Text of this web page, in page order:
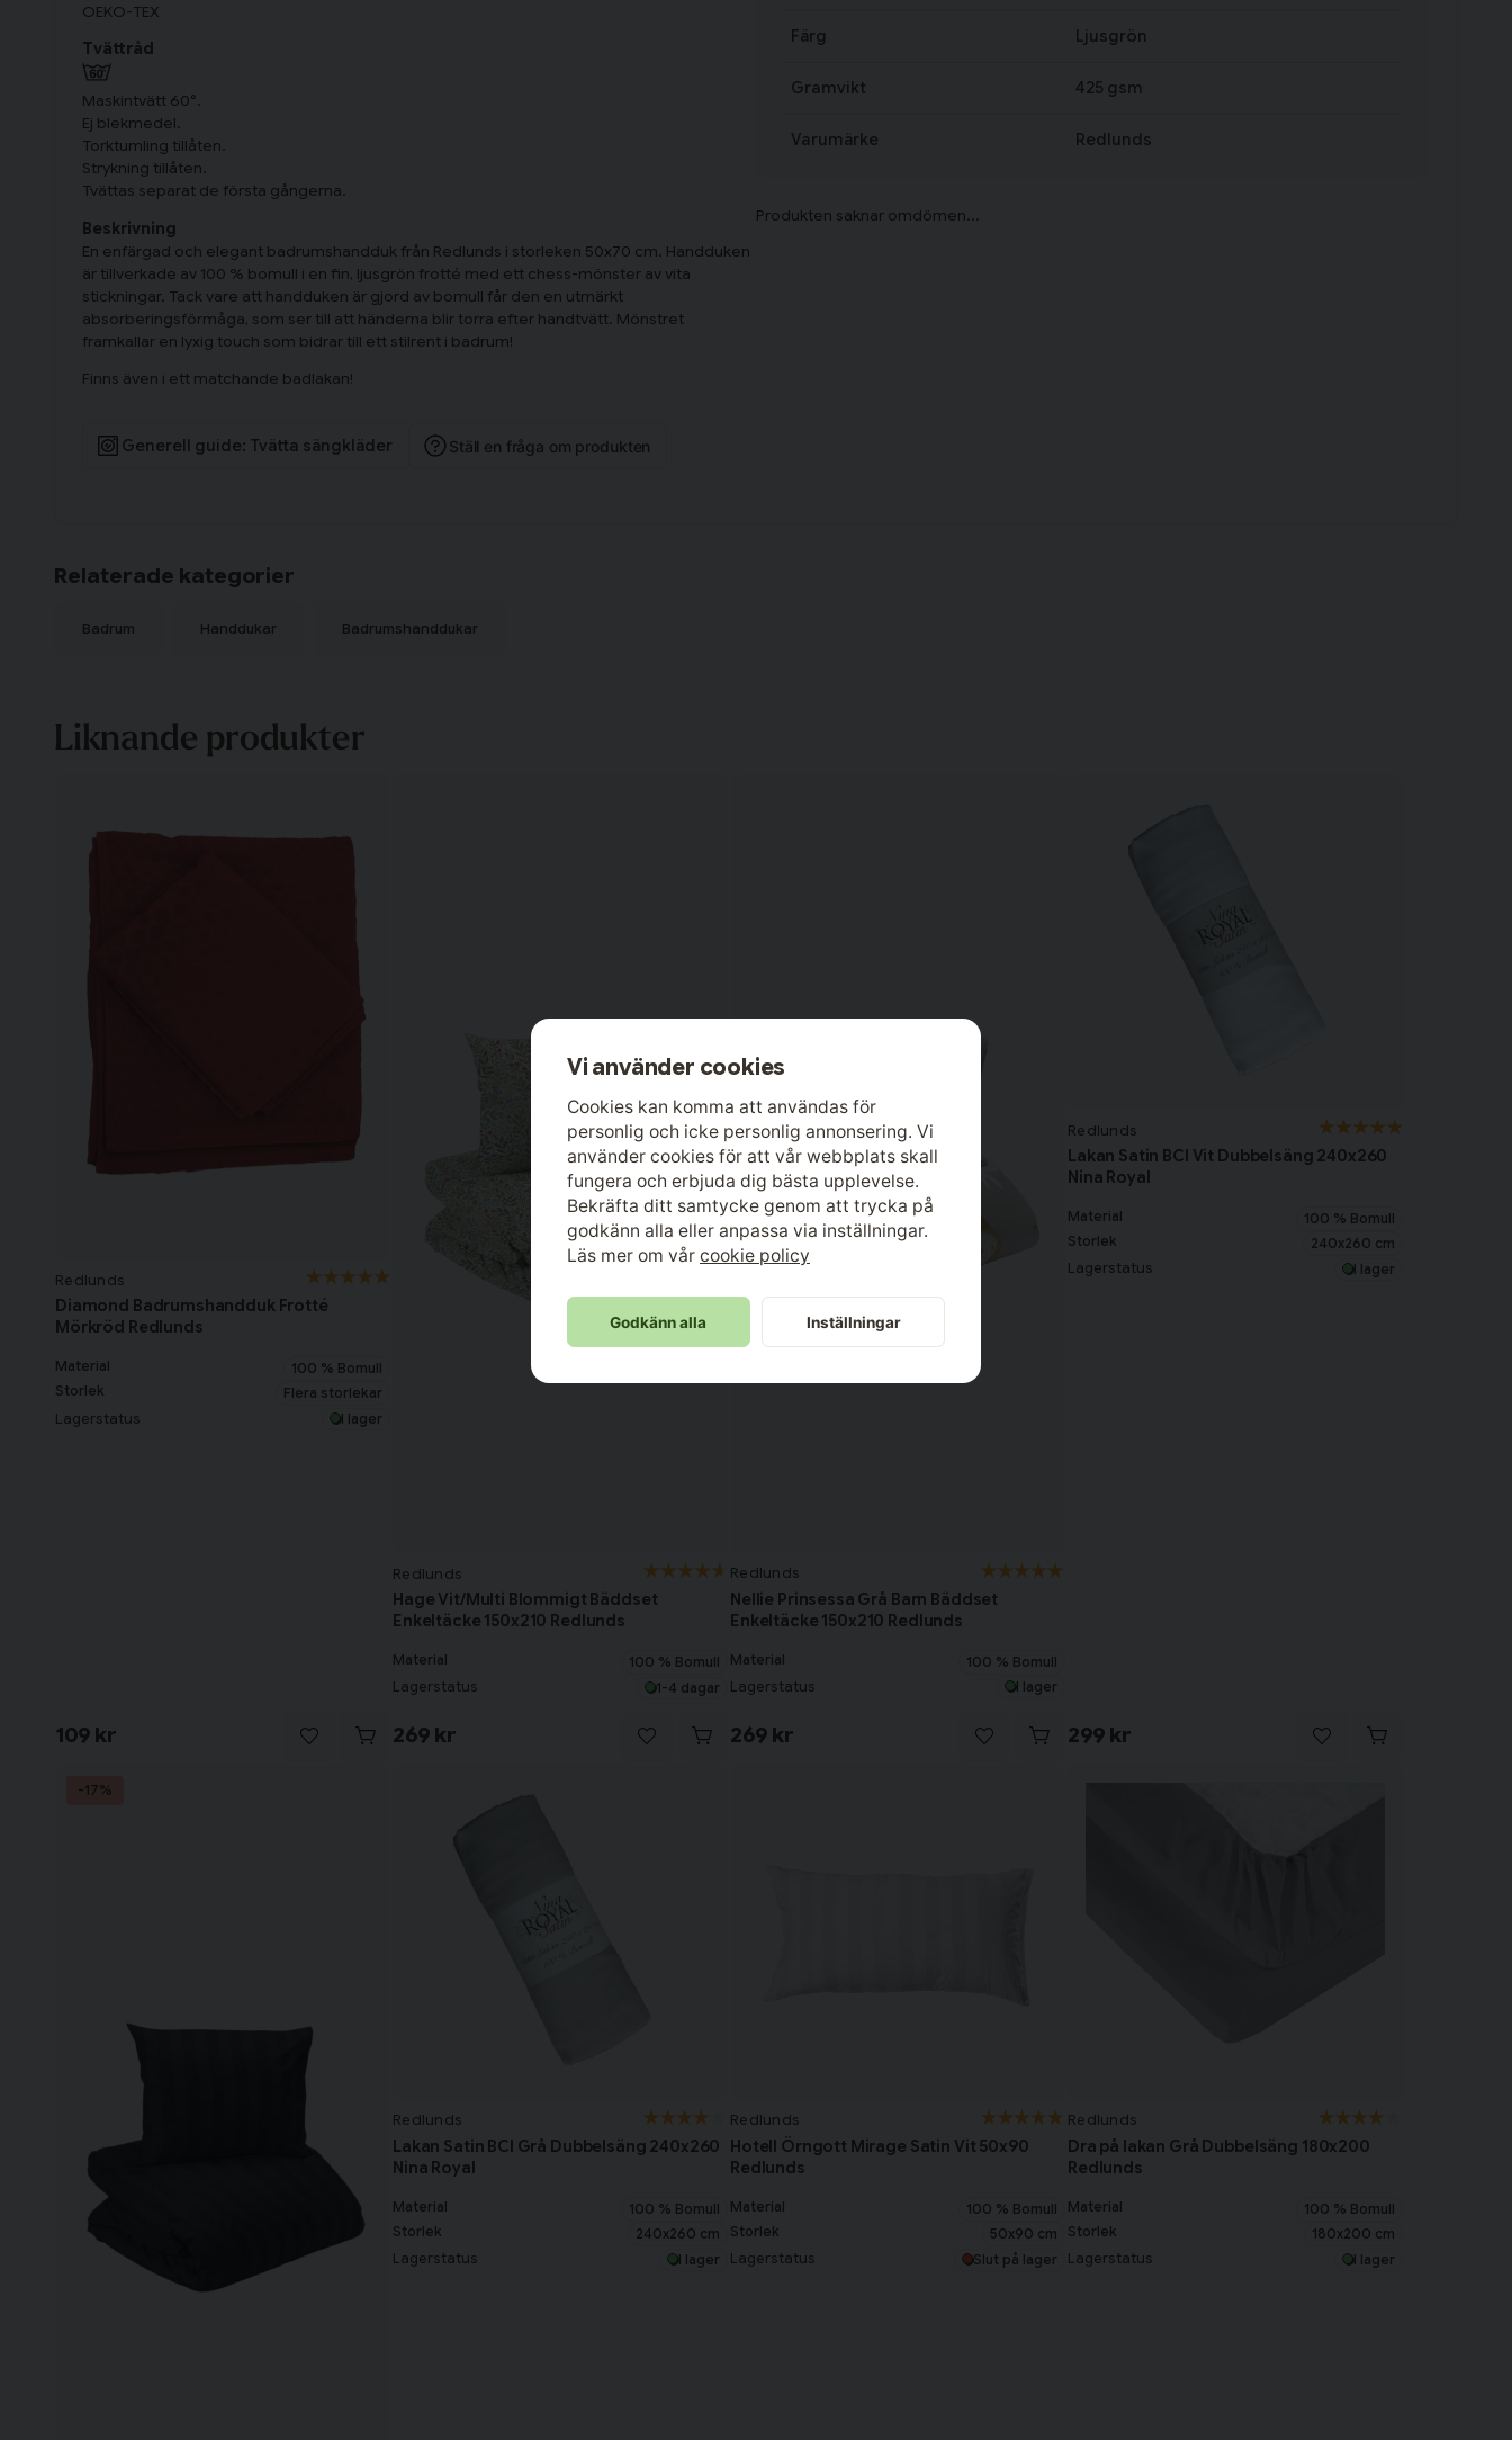
OEKO-TEX
Tvättråd
Maskintvätt 60°.
Ej blekmedel.
Torktumling tillåten.
Strykning tillåten.
Tvättas separat de första gångerna.
Beskrivning
En enfärgad och elegant badrumshandduk från Redlunds i storleken 50x70 cm. Handduken
är tillverkade av 100 % bomull i en fin, ljusgrön frotté med ett chess-mönster av vita
stickningar. Tack vare att handduken är gjord av bomull får den en utmärkt
absorberingsförmåga, som ser till att händerna blir torra efter handtvätt. Mönstret
framkallar en lyxig touch som bidrar till ett stilrent i badrum!
Finns även i ett matchande badlakan!
Generell guide: Tvätta sängkläder Ställ en fråga om produkten
Färg Ljusgrön
Gramvikt 425 gsm
Varumärke Redlunds
Relaterade kategorier
Badrum Handdukar Badrumshanddukar
Liknande produkter
Redlunds
Diamond Badrumshandduk Frotté
Mörkröd Redlunds
Material
100 % Bomull
Storlek
Flera storlekar
Lagerstatus I lager
109 kr
Redlunds
Hage Vit/Multi Blommigt Bäddset
Enkeltäcke 150x210 Redlunds
Material 100 % Bomull
Lagerstatus 1-4 dagar
269 kr
Redlunds
Nellie Prinsessa Grå Barn Bäddset
Enkeltäcke 150x210 Redlunds
Material 100 % Bomull
Lagerstatus I lager
269 kr
Redlunds
Lakan Satin BCI Vit Dubbelsäng 240x260
Nina Royal
Material
100 % Bomull
Storlek
240x260 cm
Lagerstatus I lager
299 kr
-17%
Redlunds
Lakan Satin BCI Grå Dubbelsäng 240x260
Nina Royal
Material
100 % Bomull
Storlek
240x260 cm
Lagerstatus I lager
Redlunds
Hotell Örngott Mirage Satin Vit 50x90
Redlunds
Material
100 % Bomull
Storlek
50x90 cm
Lagerstatus Slut på lager
Redlunds
Dra på lakan Grå Dubbelsäng 180x200
Redlunds
Material
100 % Bomull
Storlek
180x200 cm
Lagerstatus I lager
Vi använder cookies
Cookies kan komma att användas för
personlig och icke personlig annonsering. Vi
använder cookies för att vår webbplats skall
fungera och erbjuda dig bästa upplevelse.
Bekräfta ditt samtycke genom att trycka på
godkänn alla eller anpassa via inställningar.
Läs mer om vår cookie policy
Godkänn alla Inställningar